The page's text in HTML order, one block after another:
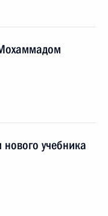
учебника